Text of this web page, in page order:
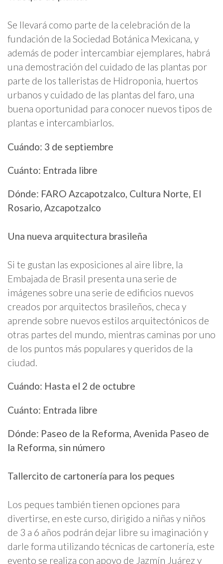
Se llevará como parte de la celebración de la
fundación de la Sociedad Botánica Mexicana, y
además de poder intercambiar ejemplares, habrá
una demostración del cuidado de las plantas por
parte de los talleristas de Hidroponia, huertos
urbanos y cuidado de las plantas del faro, una
buena oportunidad para conocer nuevos tipos de
plantas e intercambiarlos.
Cuándo: 3 de septiembre
Cuánto: Entrada libre
Dónde: FARO Azcapotzalco, Cultura Norte, El
Rosario, Azcapotzalco
Una nueva arquitectura brasileña
Si te gustan las exposiciones al aire libre, la
Embajada de Brasil presenta una serie de
imágenes sobre una serie de edificios nuevos
creados por arquitectos brasileños, checa y
aprende sobre nuevos estilos arquitectónicos de
otras partes del mundo, mientras caminas por uno
de los puntos más populares y queridos de la
ciudad.
Cuándo: Hasta el 2 de octubre
Cuánto: Entrada libre
Dónde: Paseo de la Reforma, Avenida Paseo de
la Reforma, sin número
Tallercito de cartonería para los peques
Los peques también tienen opciones para
divertirse, en este curso, dirigido a niñas y niños
de 3 a 6 años podrán dejar libre su imaginación y
darle forma utilizando técnicas de cartonería, este
evento se realiza con apoyo de Jazmín Juárez y